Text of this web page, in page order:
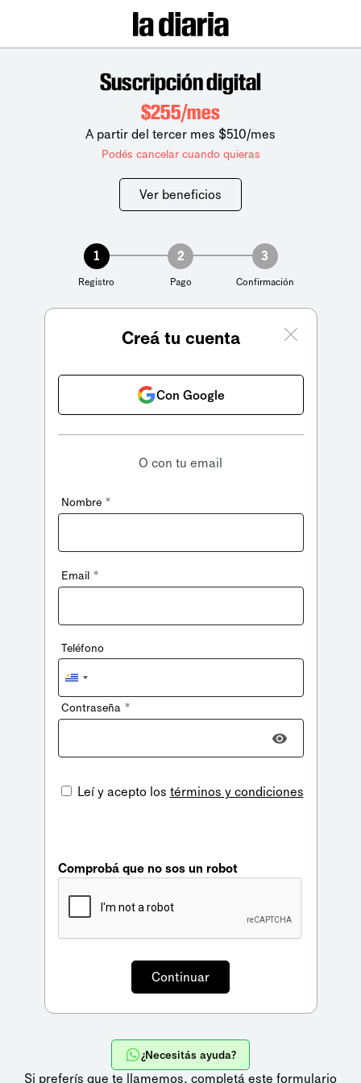
Suscripción digital
$255/mes
A partir del tercer mes $510/mes
Podés cancelar cuando quieras
Ver beneficios
1
Registro
2
Pago
3
Confirmación
Creá tu cuenta
Con Google
O con tu email
Nombre *
Email *
Teléfono
Uruguay
+598
Contraseña *
Leí y acepto los términos y condiciones
Comprobá que no sos un robot
¿Necesitás ayuda?
Si preferís que te llamemos, completá este formulario